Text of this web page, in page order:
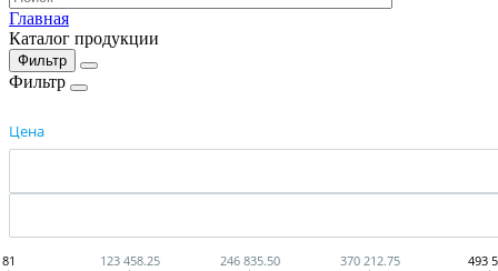
Главная
Каталог продукции
Фильтр
Фильтр
Цена
81 123 458.25 246 835.50 370 212.75 493